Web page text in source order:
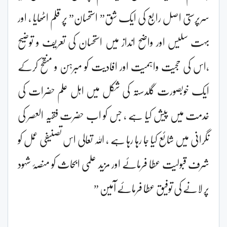
سرپرستی اصل رابع کی ایک شق” استحسان” پر قلم اٹھایا ، اور
بہت سلیس اور واضح انداز میں استحسان کی تعریف و توضیح
،اس کی حجیت واہمیت اور افادیت کو مبرہن و منقح کرکے
ایک خوبصورت گلدستہ کی شکل میں اہل علم حضرات کی
خدمت میں پیش کیا ہے ، جس کو اب حضرت فقیہ العصر کی
نگرانی میں شائع کیا جا رہا رہا ہے ، اللہ تعالی اس تصنیفی عمل کو
شرف قبولیت عطا فرمائے اور مزید علمی ابحاث کو منصۂ شہود
پر لانے کی توفیق عطا فرمائے آمین ”